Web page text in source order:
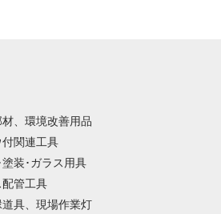
、環境改善用品
関連工具
装･ガラス用具
管工具
具、現場作業灯